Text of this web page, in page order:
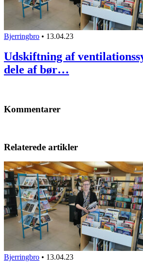
Bjerringbro • 13.04.23
Udskiftning af
dele af bør…
Kommentarer
Relaterede artikler
Bjerringbro • 13.04.23